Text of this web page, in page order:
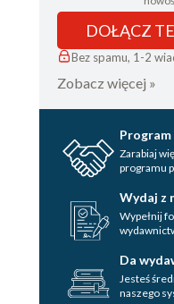
35. - PŁYTA
36. - KOLEJNY
37. -
38. - RAZEM
39. - W KOŃCU
40. - LISTY I
41. - PRAWDA
42. - DUŻO
43. - CZY TO
DOŁĄCZ
Bez spamu, 1-2
Zobacz więcej »
Zarabiaj
programu
Wydaj z
Wypełnij
Da
Jesteś
naszego